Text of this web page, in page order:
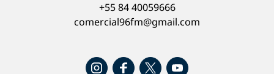
+55 84 40059666
comercial96fm@gmail.com